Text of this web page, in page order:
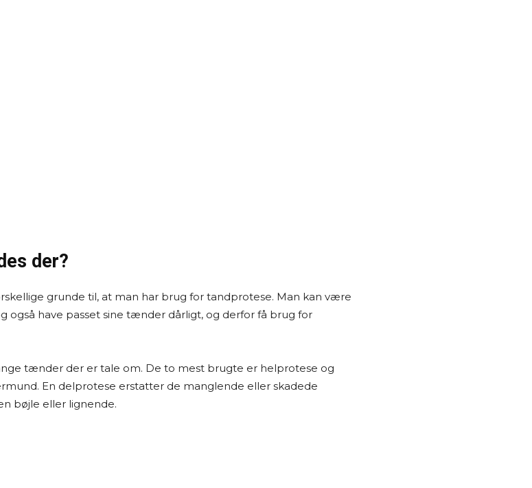
der?
grunde til, at man har brug for tandprotese. Man kan være
have passet sine tænder dårligt, og derfor få brug for
tænder der er tale om. De to mest brugte er helprotese og
En delprotese erstatter de manglende eller skadede
bøjle eller lignende.